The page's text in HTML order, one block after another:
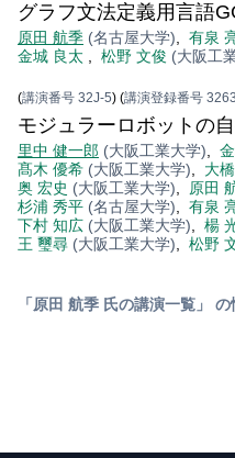
グラフ文法定義用言語
原田 航季 (名古屋大学) 有泉
金城 良太
松野 文俊 (大阪工
(講演番号 32J-5) (講演登録番号 3263
モジュラーロボットの
里中 健一郎 (大阪工業大学)
髙木 優希 (大阪工業大学) 大
奥 宏史 (大阪工業大学) 原田
杉浦 秀平 (名古屋大学) 有泉
下村 知広 (大阪工業大学) 楊
王 璽尋 (大阪工業大学) 松野
「原田 航季 氏の講演一覧」